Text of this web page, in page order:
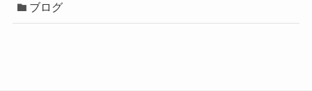
ブログ